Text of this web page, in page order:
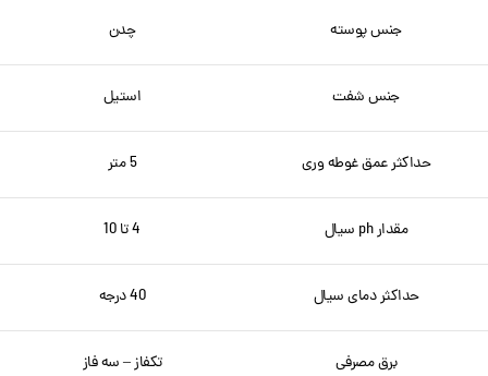
جنس پوسته چدن
جنس شفت استیل
حداکثر عمق غوطه وری 5 متر
مقدار ph سیال 4 تا 10
حداکثر دمای سیال 40 درجه
برق مصرفی تکفاز – سه فاز